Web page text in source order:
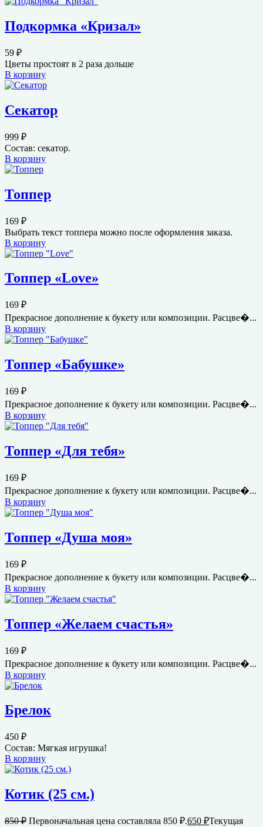
Подкормка «Кризал»
59 ₽
Цветы простоят в 2 раза дольше
В корзину
Секатор
999 ₽
Состав: секатор.
В корзину
Топпер
169 ₽
Выбрать текст топпера можно после оформления заказа.
В корзину
Топпер «Love»
169 ₽
Прекрасное дополнение к букету или композиции. Расцве�...
В корзину
Топпер «Бабушке»
169 ₽
Прекрасное дополнение к букету или композиции. Расцве�...
В корзину
Топпер «Для тебя»
169 ₽
Прекрасное дополнение к букету или композиции. Расцве�...
В корзину
Топпер «Душа моя»
169 ₽
Прекрасное дополнение к букету или композиции. Расцве�...
В корзину
Топпер «Желаем счастья»
169 ₽
Прекрасное дополнение к букету или композиции. Расцве�...
В корзину
Брелок
450 ₽
Состав: Мягкая игрушка!
В корзину
Котик (25 см.)
850₽ Первоначальная цена составляла 850 ₽.650 ₽Текущая